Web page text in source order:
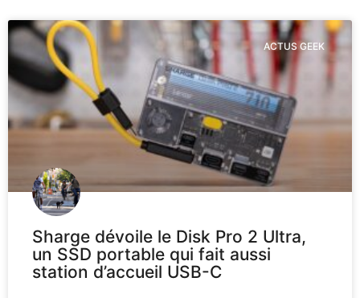
ACTUS GEEK
Sharge dévoile le Disk Pro 2 Ultra,
un SSD portable qui fait aussi
station d’accueil USB-C